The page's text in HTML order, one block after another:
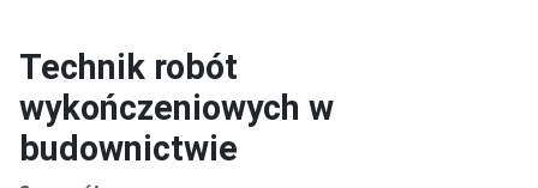
Technik robót
wykończeniowych w
budownictwie